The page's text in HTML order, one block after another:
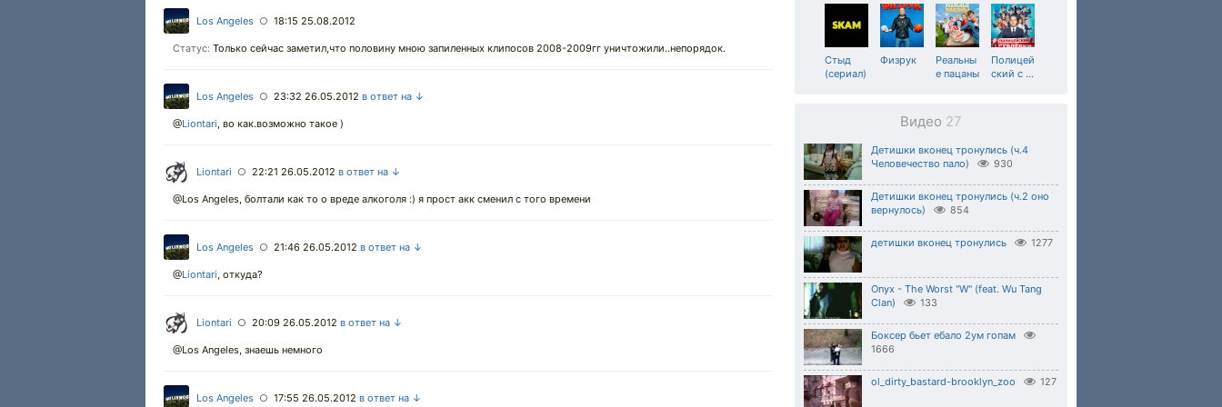
Los Angeles ○ 18:15 25.08.2012
Статус: Только сейчас заметил,что половину мною запиленных клипосов 2008-2009гг уничтожили..непорядок.
Los Angeles ○ 23:32 26.05.2012 в ответ на ↓
@Liontari, во как.возможно такое )
Liontari ○ 22:21 26.05.2012 в ответ на ↓
@Los Angeles, болтали как то о вреде алкоголя :) я прост акк сменил с того времени
Los Angeles ○ 21:46 26.05.2012 в ответ на ↓
@Liontari, откуда?
Liontari ○ 20:09 26.05.2012 в ответ на ↓
@Los Angeles, знаешь немного
Los Angeles ○ 17:55 26.05.2012 в ответ на ↓
Стыд
(сериал)
Физрук
Реальны
е пацаны
Полицей
ский с …
Видео 27
Детишки вконец тронулись (ч.4
Человечество пало)
930
Детишки вконец тронулись (ч.2 оно
вернулось)
854
детишки вконец тронулись 1277
Onyx - The Worst ''W'' (feat. Wu Tang
Clan)
133
Боксер бьет ебало 2ум гопам
1666
ol_dirty_bastard-brooklyn_zoo 127